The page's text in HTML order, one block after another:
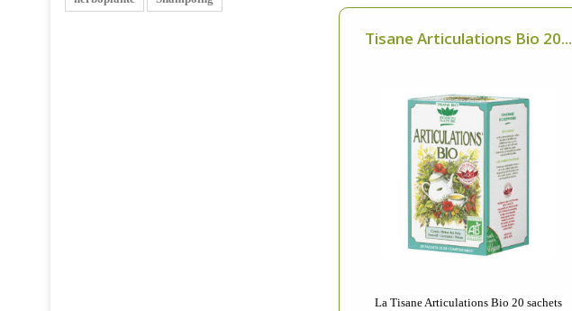
Tisane Articulations Bio 20...
La Tisane Articulations Bio 20 sachets